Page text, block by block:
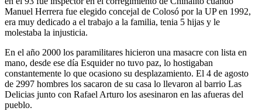
Manuel Herrera fue elegido concejal de Colosó por la UP en 1992,
era muy dedicado a el trabajo a la familia, tenia 5 hijas y le
molestaba la injusticia.
En el año 2000 los paramilitares hicieron una masacre con lista en
mano, desde ese día Esquider no tuvo paz, lo hostigaban
constantemente lo que ocasiono su desplazamiento. El 4 de agosto
de 2997 hombres los sacaron de su casa lo llevaron al barrio Las
Delicias junto con Rafael Arturo los asesinaron en las afueras del
pueblo.